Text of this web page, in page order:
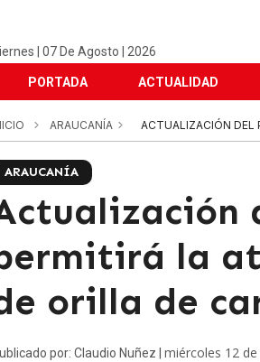
| 07 De Agosto | 2026
PORTADA ACTUALIDAD
ARAUCANÍA ACTUALIZACIÓN DEL
ARAUCANÍA
la
orilla de
por: Claudio Nuñez | miércoles 12